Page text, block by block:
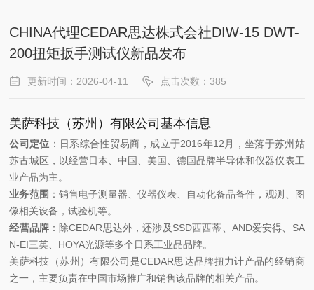
CHINA代理CEDAR思达株式会社DIW-15 DWT-
200扭矩扳手测试仪新品发布
更新时间：2026-04-11 点击次数：385
美萨科技（苏州）有限公司基本信息
公司定位 ：日系综合性贸易商，成立于2016年12月，坐落于苏州姑
苏古城区，以经营日本、中国、美国、德国品牌半导体和仪器仪表工
业产品为主。
业务范围 ：销售电子测量器、仪器仪表、自动化备品备件，观测、图
像相关设备，试验机等。
经营品牌 ：除CEDAR思达外，还涉及SSD西西蒂、AND爱安得、SA
N-EI三英、HOYA光源等多个日系工业品品牌。
美萨科技（苏州）有限公司是CEDAR思达品牌扭力计产品的经销商
之一，主要负责在中国市场推广和销售该品牌的相关产品。